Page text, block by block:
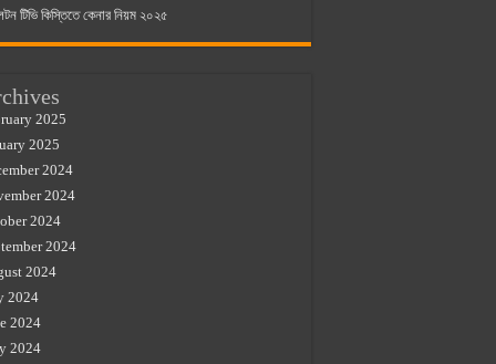
টিভি কিস্তিতে কেনার নিয়ম ২০২৫
2025
2025
2024
2024
2024
2024
2024
2024
2024
2024